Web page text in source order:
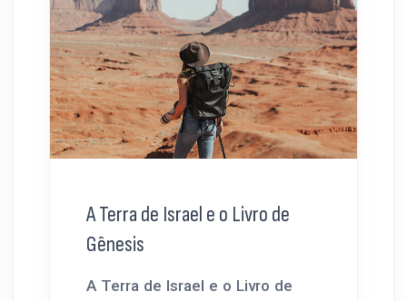
A Terra de Israel e o Livro de
Gênesis
A Terra de Israel e o Livro de